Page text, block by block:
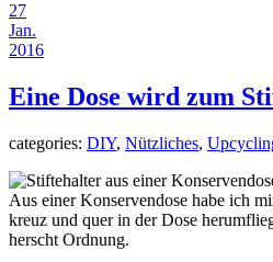
27
Jan.
2016
Eine Dose wird zum
categories: DIY, Nützliches,
Aus einer Konservendose habe ich
kreuz und quer in der Dose
herscht Ordnung.